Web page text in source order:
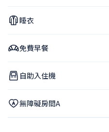
睡衣
免費早餐
自助入住機
無障礙房間A